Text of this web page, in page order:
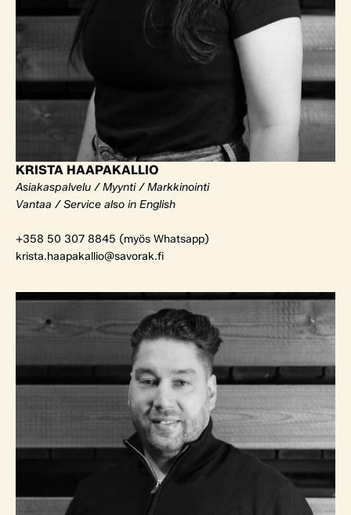
KRISTA HAAPAKALLIO
Asiakaspalvelu / Myynti / Markkinointi
Vantaa / Service also in English
+358 50 307 8845 (myös Whatsapp)
krista.haapakallio@savorak.fi